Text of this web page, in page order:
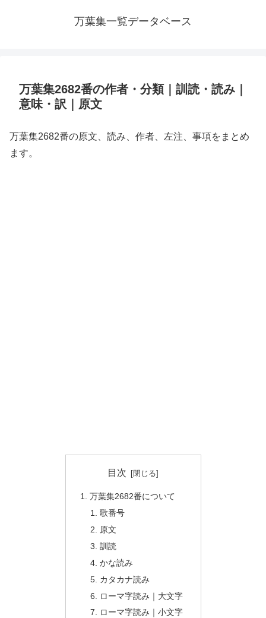
万葉集一覧データベース
万葉集2682番の作者・分類｜訓読・読み｜
意味・訳｜原文
万葉集2682番の原文、読み、作者、左注、事項をまとめ
ます。
目次
万葉集2682番について
歌番号
原文
訓読
かな読み
カタカナ読み
ローマ字読み｜大文字
ローマ字読み｜小文字